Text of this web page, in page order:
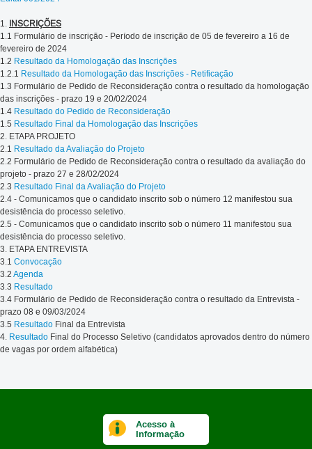
1. INSCRIÇÕES
1.1 Formulário de inscrição - Período de inscrição de 05 de fevereiro a 16 de
fevereiro de 2024
1.2 Resultado da Homologação das Inscrições
1.2.1 Resultado da Homologação das Inscrições - Retificação
1.3 Formulário de Pedido de Reconsideração contra o resultado da homologação
das inscrições - prazo 19 e 20/02/2024
1.4 Resultado do Pedido de Reconsideração
1.5 Resultado Final da Homologação das Inscrições
2. ETAPA PROJETO
2.1 Resultado da Avaliação do Projeto
2.2 Formulário de Pedido de Reconsideração contra o resultado da avaliação do
projeto - prazo 27 e 28/02/2024
2.3 Resultado Final da Avaliação do Projeto
2.4 - Comunicamos que o candidato inscrito sob o número 12 manifestou sua
desistência do processo seletivo.
2.5 - Comunicamos que o candidato inscrito sob o número 11 manifestou sua
desistência do processo seletivo.
3. ETAPA ENTREVISTA
3.1 Convocação
3.2 Agenda
3.3 Resultado
3.4 Formulário de Pedido de Reconsideração contra o resultado da Entrevista -
prazo 08 e 09/03/2024
3.5 Resultado Final da Entrevista
4. Resultado Final do Processo Seletivo (candidatos aprovados dentro do número
de vagas por ordem alfabética)
Acesso à
Informação